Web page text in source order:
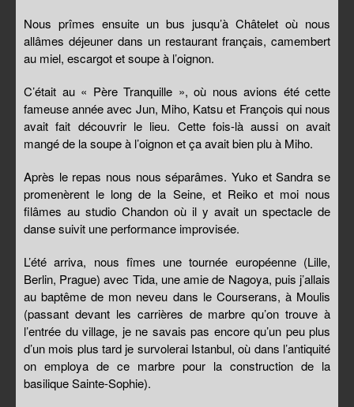
Nous prîmes ensuite un bus jusqu’à Châtelet où nous
allâmes déjeuner dans un restaurant français, camembert
au miel, escargot et soupe à l’oignon.
C’était au « Père Tranquille », où nous avions été cette
fameuse année avec Jun, Miho, Katsu et François qui nous
avait fait découvrir le lieu. Cette fois-là aussi on avait
mangé de la soupe à l’oignon et ça avait bien plu à Miho.
Après le repas nous nous séparâmes. Yuko et Sandra se
promenèrent le long de la Seine, et Reiko et moi nous
filâmes au studio Chandon où il y avait un spectacle de
danse suivit une performance improvisée.
L’été arriva, nous fîmes une tournée européenne (Lille,
Berlin, Prague) avec Tida, une amie de Nagoya, puis j’allais
au baptême de mon neveu dans le Courserans, à Moulis
(passant devant les carrières de marbre qu’on trouve à
l’entrée du village, je ne savais pas encore qu’un peu plus
d’un mois plus tard je survolerai Istanbul, où dans l’antiquité
on employa de ce marbre pour la construction de la
basilique Sainte-Sophie).